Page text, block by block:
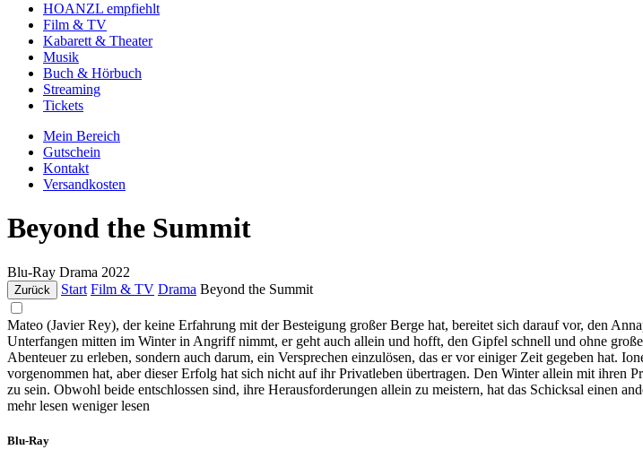
HOANZL empfiehlt
Film & TV
Kabarett & Theater
Musik
Buch & Hörbuch
Streaming
Tickets
Mein Bereich
Gutschein
Kontakt
Versandkosten
Beyond the Summit
Blu-Ray Drama 2022
Zurück Start Film & TV Drama Beyond the Summit
Mateo (Javier Rey), der keine Erfahrung mit der Besteigung großer Berge hat, bereitet sich darauf vor, den
Unterfangen mitten im Winter in Angriff nimmt, er geht auch allein und hofft, den Gipfel schnell und ohne
Abenteuer zu erleben, sondern auch darum, ein Versprechen einzulösen, das er vor einiger Zeit gegeben hat.
vorgenommen hat, aber dieser Erfolg hat sich nicht auf ihr Privatleben übertragen. Den Winter allein mit ihren
zu sein. Obwohl beide entschlossen sind, ihre Herausforderungen allein zu meistern, hat das Schicksal einen
mehr lesen weniger lesen
Blu-Ray